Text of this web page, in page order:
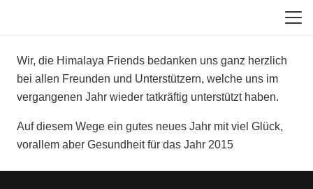
Wir, die Himalaya Friends bedanken uns ganz herzlich
bei allen Freunden und Unterstützern, welche uns im
vergangenen Jahr wieder tatkräftig unterstützt haben.
Auf diesem Wege ein gutes neues Jahr mit viel Glück,
vorallem aber Gesundheit für das Jahr 2015